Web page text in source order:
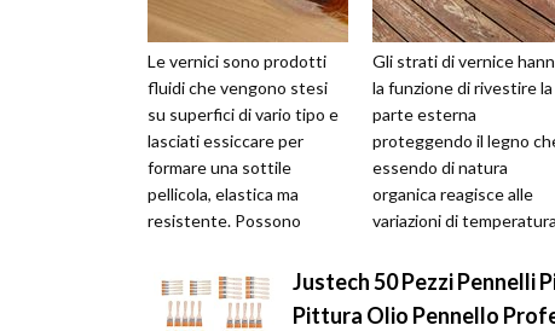
Le vernici sono prodotti
fluidi che vengono stesi
su superfici di vario tipo e
lasciati essiccare per
formare una sottile
pellicola, elastica ma
resistente. Possono
colorate e con...
Gli strati di vernice
la funzione di rivestire la
parte esterna
proteggendo il legno
essendo di natura
organica reagisce alle
variazioni di
perfettamente ...
Justech 50 Pezzi Pennelli
Pittura Olio Pennello